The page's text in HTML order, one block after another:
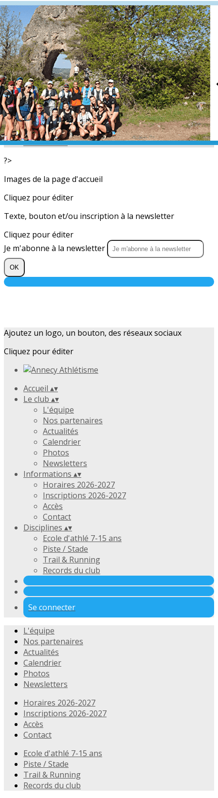
Exporter les lignes sélectionnées
Exporter toutes les colonnes
Exporter uniquement les colonnes affichées
Menu
<
>
L'équipe
Nos partenaires
Actualités
Calendrier
Photos
Newsletters
?>
Images de la page d'accueil
Cliquez pour éditer
Texte, bouton et/ou inscription à la newsletter
Cliquez pour éditer
Je m'abonne à la newsletter
OK
Ajoutez un logo, un bouton, des réseaux sociaux
Cliquez pour éditer
Accueil ▴▾
Le club ▴▾
L'équipe
Nos partenaires
Actualités
Calendrier
Photos
Newsletters
Informations ▴▾
Horaires 2026-2027
Inscriptions 2026-2027
Accès
Contact
Disciplines ▴▾
Ecole d'athlé 7-15 ans
Piste / Stade
Trail & Running
Records du club
Se connecter
L'équipe
Nos partenaires
Actualités
Calendrier
Photos
Newsletters
Horaires 2026-2027
Inscriptions 2026-2027
Accès
Contact
Ecole d'athlé 7-15 ans
Piste / Stade
Trail & Running
Records du club